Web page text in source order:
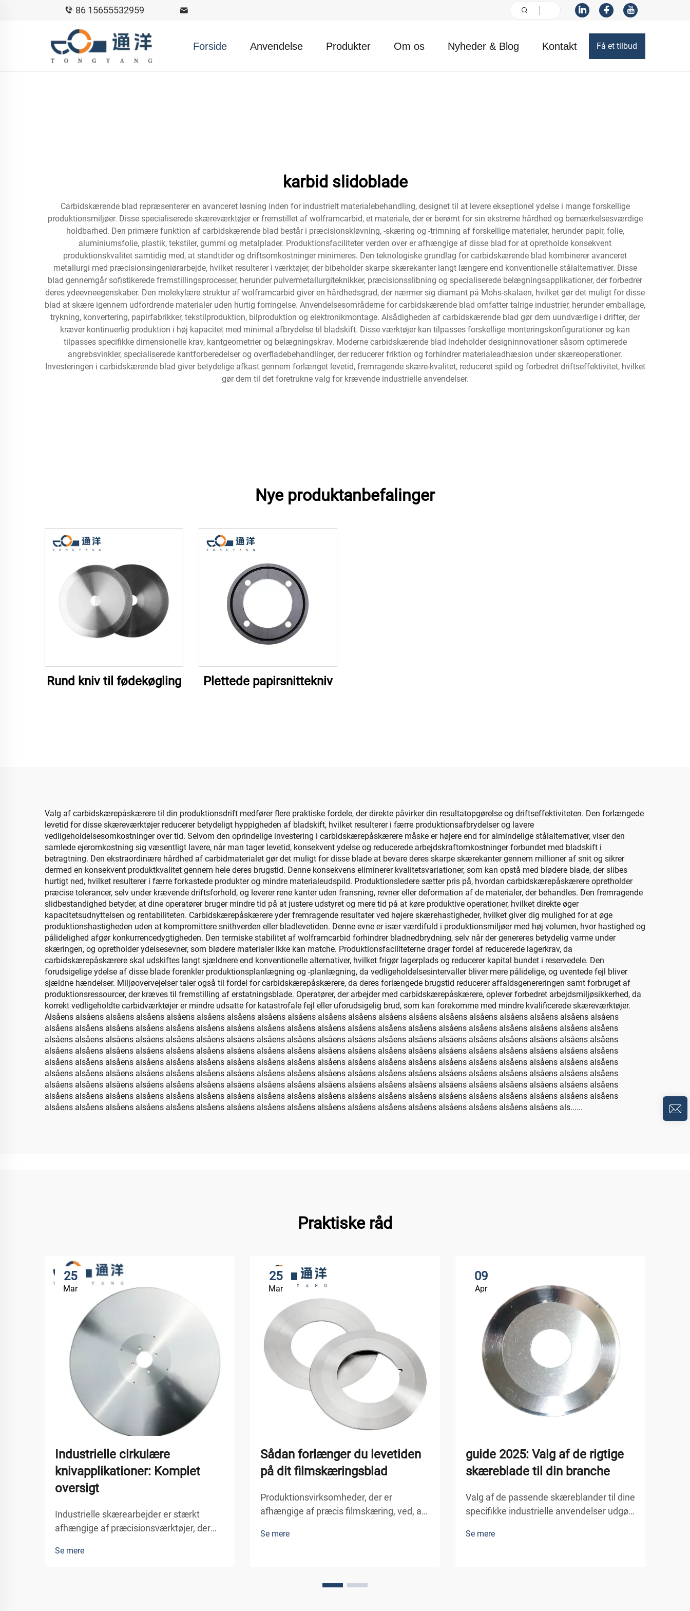
86 15655532959
Forside Anvendelse Produkter Om os Nyheder & Blog Kontakt Få et tilbud
karbid slidoblade
Carbidskærende blad repræsenterer en avanceret løsning inden for industrielt materialebehandling, designet til at levere ekseptionel ydelse i mange forskellige
produktionsmiljøer. Disse specialiserede skæreværktøjer er fremstillet af wolframcarbid, et materiale, der er berømt for sin ekstreme hårdhed og bemærkelsesværdige
holdbarhed. Den primære funktion af carbidskærende blad består i præcisionskløvning, -skæring og -trimning af forskellige materialer, herunder papir, folie,
aluminiumsfolie, plastik, tekstiler, gummi og metalplader. Produktionsfaciliteter verden over er afhængige af disse blad for at opretholde konsekvent
produktionskvalitet samtidig med, at standtider og driftsomkostninger minimeres. Den teknologiske grundlag for carbidskærende blad kombinerer avanceret
metallurgi med præcisionsingeniørarbejde, hvilket resulterer i værktøjer, der bibeholder skarpe skærekanter langt længere end konventionelle stålalternativer. Disse
blad gennemgår sofistikerede fremstillingsprocesser, herunder pulvermetallurgiteknikker, præcisionsslibning og specialiserede belægningsapplikationer, der forbedrer
deres ydeevneegenskaber. Den molekylære struktur af wolframcarbid giver en hårdhedsgrad, der nærmer sig diamant på Mohs-skalaen, hvilket gør det muligt for disse
blad at skære igennem udfordrende materialer uden hurtig forringelse. Anvendelsesområderne for carbidskærende blad omfatter talrige industrier, herunder emballage,
trykning, konvertering, papirfabrikker, tekstilproduktion, bilproduktion og elektronikmontage. Alsådigheden af carbidskærende blad gør dem uundværlige i drifter, der
kræver kontinuerlig produktion i høj kapacitet med minimal afbrydelse til bladskift. Disse værktøjer kan tilpasses forskellige monteringskonfigurationer og kan
tilpasses specifikke dimensionelle krav, kantgeometrier og belægningskrav. Moderne carbidskærende blad indeholder designinnovationer såsom optimerede
angrebsvinkler, specialiserede kantforberedelser og overfladebehandlinger, der reducerer friktion og forhindrer materialeadhæsion under skæreoperationer.
Investeringen i carbidskærende blad giver betydelige afkast gennem forlænget levetid, fremragende skære-kvalitet, reduceret spild og forbedret driftseffektivitet, hvilket
gør dem til det foretrukne valg for krævende industrielle anvendelser.
Nye produktanbefalinger
Rund kniv til fødekøgling Plettede papirsnittekniv
Valg af carbidskærepåskærere til din produktionsdrift medfører flere praktiske fordele, der direkte påvirker din resultatopgørelse og driftseffektiviteten. Den forlængede
levetid for disse skæreværktøjer reducerer betydeligt hyppigheden af bladskift, hvilket resulterer i færre produktionsafbrydelser og lavere
vedligeholdelsesomkostninger over tid. Selvom den oprindelige investering i carbidskærepåskærere måske er højere end for almindelige stålalternativer, viser den
samlede ejeromkostning sig væsentligt lavere, når man tager levetid, konsekvent ydelse og reducerede arbejdskraftomkostninger forbundet med bladskift i
betragtning. Den ekstraordinære hårdhed af carbidmaterialet gør det muligt for disse blade at bevare deres skarpe skærekanter gennem millioner af snit og sikrer
dermed en konsekvent produktkvalitet gennem hele deres brugstid. Denne konsekvens eliminerer kvalitetsvariationer, som kan opstå med blødere blade, der slibes
hurtigt ned, hvilket resulterer i færre forkastede produkter og mindre materialeudspild. Produktionsledere sætter pris på, hvordan carbidskærepåskærere opretholder
præcise tolerancer, selv under krævende driftsforhold, og leverer rene kanter uden fransning, revner eller deformation af de materialer, der behandles. Den fremragende
slidbestandighed betyder, at dine operatører bruger mindre tid på at justere udstyret og mere tid på at køre produktive operationer, hvilket direkte øger
kapacitetsudnyttelsen og rentabiliteten. Carbidskærepåskærere yder fremragende resultater ved højere skærehastigheder, hvilket giver dig mulighed for at øge
produktionshastigheden uden at kompromittere snithverden eller bladlevetiden. Denne evne er især værdifuld i produktionsmiljøer med høj volumen, hvor hastighed og
pålidelighed afgør konkurrencedygtigheden. Den termiske stabilitet af wolframcarbid forhindrer bladnedbrydning, selv når der genereres betydelig varme under
skæringen, og opretholder ydelsesevner, som blødere materialer ikke kan matche. Produktionsfaciliteterne drager fordel af reducerede lagerkrav, da
carbidskærepåskærere skal udskiftes langt sjældnere end konventionelle alternativer, hvilket frigør lagerplads og reducerer kapital bundet i reservedele. Den
forudsigelige ydelse af disse blade forenkler produktionsplanlægning og -planlægning, da vedligeholdelsesintervaller bliver mere pålidelige, og uventede fejl bliver
sjældne hændelser. Miljøovervejelser taler også til fordel for carbidskærepåskærere, da deres forlængede brugstid reducerer affaldsgenereringen samt forbruget af
produktionsressourcer, der kræves til fremstilling af erstatningsblade. Operatører, der arbejder med carbidskærepåskærere, oplever forbedret arbejdsmiljøsikkerhed, da
korrekt vedligeholdte carbidværktøjer er mindre udsatte for katastrofale fejl eller uforudsigelig brud, som kan forekomme med mindre kvalificerede skæreværktøjer.
Alsåens alsåens alsåens alsåens alsåens alsåens alsåens alsåens alsåens alsåens alsåens alsåens alsåens alsåens alsåens alsåens alsåens alsåens alsåens
alsåens alsåens alsåens alsåens alsåens alsåens alsåens alsåens alsåens alsåens alsåens alsåens alsåens alsåens alsåens alsåens alsåens alsåens alsåens
alsåens alsåens alsåens alsåens alsåens alsåens alsåens alsåens alsåens alsåens alsåens alsåens alsåens alsåens alsåens alsåens alsåens alsåens alsåens
alsåens alsåens alsåens alsåens alsåens alsåens alsåens alsåens alsåens alsåens alsåens alsåens alsåens alsåens alsåens alsåens alsåens alsåens alsåens
alsåens alsåens alsåens alsåens alsåens alsåens alsåens alsåens alsåens alsåens alsåens alsåens alsåens alsåens alsåens alsåens alsåens alsåens alsåens
alsåens alsåens alsåens alsåens alsåens alsåens alsåens alsåens alsåens alsåens alsåens alsåens alsåens alsåens alsåens alsåens alsåens alsåens alsåens
alsåens alsåens alsåens alsåens alsåens alsåens alsåens alsåens alsåens alsåens alsåens alsåens alsåens alsåens alsåens alsåens alsåens alsåens alsåens
alsåens alsåens alsåens alsåens alsåens alsåens alsåens alsåens alsåens alsåens alsåens alsåens alsåens alsåens alsåens alsåens alsåens alsåens alsåens
alsåens alsåens alsåens alsåens alsåens alsåens alsåens alsåens alsåens alsåens alsåens alsåens alsåens alsåens alsåens alsåens alsåens als......
Praktiske råd
25
Mar
Industrielle cirkulære
knivapplikationer: Komplet
oversigt
Industrielle skærearbejder er stærkt
afhængige af præcisionsværktøjer, der
forskellige produktionsmiljøer. Den
Se mere
25
Mar
Sådan forlænger du levetiden
på dit filmskæringsblad
Produktionsvirksomheder, der er
afhængige af præcis filmskæring, ved, at
produktionsydelse og produktkvalitet. En
Se mere
09
Apr
guide 2025: Valg af de rigtige
skæreblade til din branche
Valg af de passende skæreblander til dine
specifikke industrielle anvendelser udgør
påvirker den operative effektivitet,
Se mere